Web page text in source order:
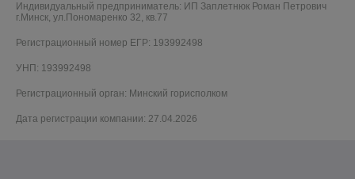
Индивидуальный предприниматель: ИП Заплетнюк Роман Петрович
г.Минск, ул.Пономаренко 32, кв.77
Регистрационный номер ЕГР: 193992498
УНП: 193992498
Регистрационный орган: Минский горисполком
Дата регистрации компании: 27.04.2026